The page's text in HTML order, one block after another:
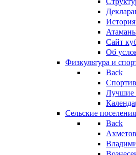
История
Cайт
Об
Физкультура и
Back
Лучшие
Сельские поселения
Back